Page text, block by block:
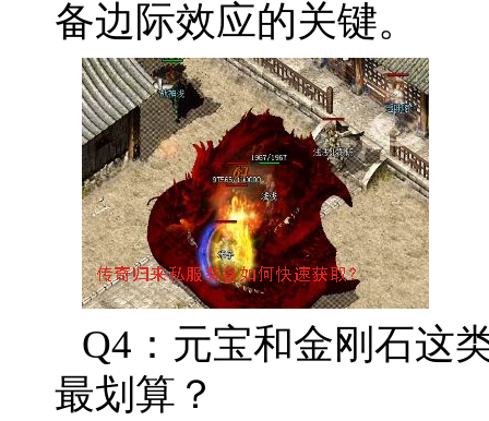
备边际效应的关键。
Q4：元宝和金刚石这
最划算？